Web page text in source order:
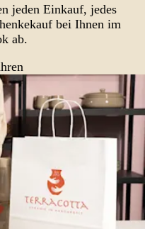
jeden Einkauf, jedes
bei Ihnen im
ab.